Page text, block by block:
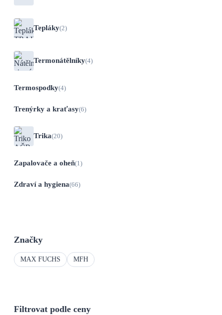
Tepláky(2)
Termonátělníky(4)
Termospodky(4)
Trenýrky a kraťasy(6)
Trika(20)
Zapalovače a oheň(1)
Zdraví a hygiena(66)
Značky
MAX FUCHS MFH
Filtrovat podle ceny